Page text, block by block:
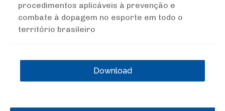
procedimentos aplicáveis à prevenção e
combate à dopagem no esporte em todo o
território brasileiro
Download